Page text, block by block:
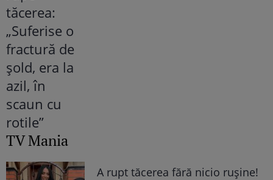
TV Mania
A rupt tăcerea fără nicio rușine!